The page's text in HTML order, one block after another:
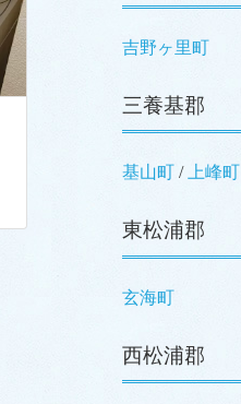
吉野ヶ里町
三養基郡
基山町 上峰町
東松浦郡
玄海町
西松浦郡